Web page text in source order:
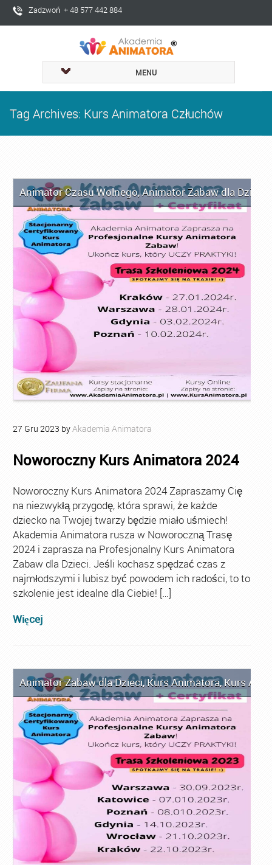
Zadzwoń + 48 577 442 884
MENU
Tag Archives: Kurs Animatora Człuchów
Animator Czasu Wolnego,Animator Zabaw dla Dzieci
27 Gru 2023 byAkademia Animatora
Noworoczny Kurs Animatora 2024
Noworoczny Kurs Animatora 2024 Zapraszamy Cię
na niezwykłą przygodę, która sprawi, że każde
dziecko na Twojej twarzy będzie miało uśmiech!
Akademia Animatora rusza w Noworoczną Trasę
2024 i zaprasza na Profesjonalny Kurs Animatora
Zabaw dla Dzieci. Jeśli kochasz spędzać czas z
najmłodszymi i lubisz być powodem ich radości, to to
szkolenie jest idealne dla Ciebie! […]
Więcej
Animator Zabaw dla Dzieci,Kurs Animatora,Kurs